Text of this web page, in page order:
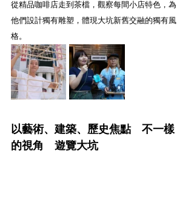
從精品咖啡店走到茶檔，觀察每間小店特色，為
他們設計獨有雕塑，體現大坑新舊交融的獨有風
格。
以藝術、建築、歷史焦點　不一樣
的視角　遊覽大坑